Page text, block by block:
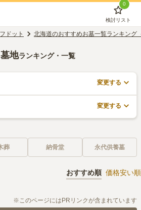
0
検討リスト
ドット 北海道のおすすめお墓一覧ランキング
地ランキング・一覧
変更する
変更する
葬 納骨堂 永代供養墓
おすすめ順 価格安い順
※このページにはPRリンクが含まれています